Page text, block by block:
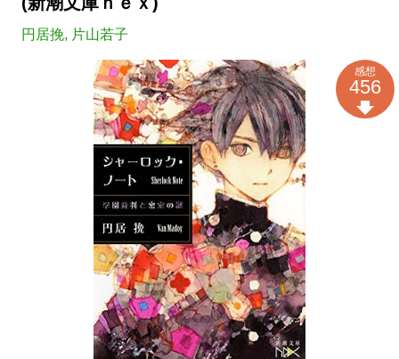
円居挽, 片山若子
感想
456